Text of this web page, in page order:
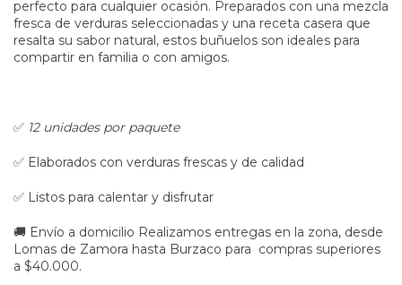
perfecto para cualquier ocasión. Preparados con una mezcla
fresca de verduras seleccionadas y una receta casera que
resalta su sabor natural, estos buñuelos son ideales para
compartir en familia o con amigos.
✅ 12 unidades por paquete
✅ Elaborados con verduras frescas y de calidad
✅ Listos para calentar y disfrutar
🚚 Envío a domicilio Realizamos entregas en la zona, desde
Lomas de Zamora hasta Burzaco para compras superiores
a $40.000.